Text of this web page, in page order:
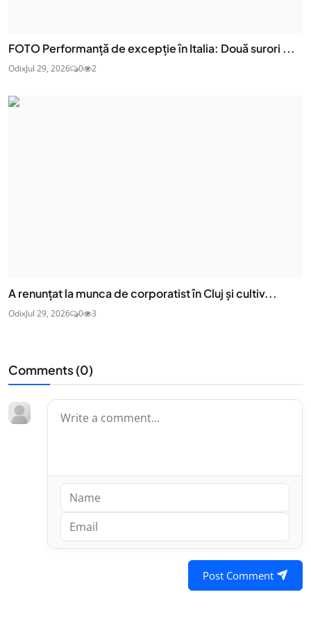
FOTO Performanță de excepție în Italia: Două surori ...
OdixJul 29, 2026 0 2
A renunțat la munca de corporatist în Cluj și cultiv...
OdixJul 29, 2026 0 3
Comments (0)
Post Comment